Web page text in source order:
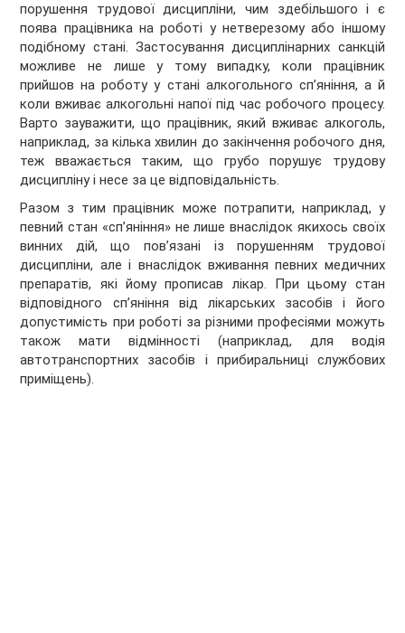
порушення трудової дисципліни, чим здебільшого і є
поява працівника на роботі у нетверезому або іншому
подібному стані. Застосування дисциплінарних санкцій
можливе не лише у тому випадку, коли працівник
прийшов на роботу у стані алкогольного сп’яніння, а й
коли вживає алкогольні напої під час робочого процесу.
Варто зауважити, що працівник, який вживає алкоголь,
наприклад, за кілька хвилин до закінчення робочого дня,
теж вважається таким, що грубо порушує трудову
дисципліну і несе за це відповідальність.
Разом з тим працівник може потрапити, наприклад, у
певний стан «сп’яніння» не лише внаслідок якихось своїх
винних дій, що пов’язані із порушенням трудової
дисципліни, але і внаслідок вживання певних медичних
препаратів, які йому прописав лікар. При цьому стан
відповідного сп’яніння від лікарських засобів і його
допустимість при роботі за різними професіями можуть
також мати відмінності (наприклад, для водія
автотранспортних засобів і прибиральниці службових
приміщень).